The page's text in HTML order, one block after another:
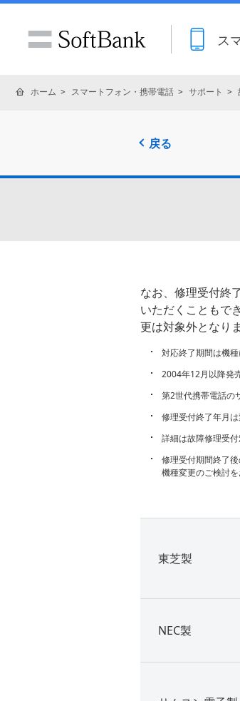
ス
ホーム スマートフォン・携帯電話 サポート
戻る
なお、修理受付終
いただくこともで
更は対象外となり
対応終了期間は機
2004年12月以降発
第2世代携帯電話の
修理受付終了年月
詳細は故障修理受付
修理受付期間終了
機種変更のご検討を
東芝製
NEC製